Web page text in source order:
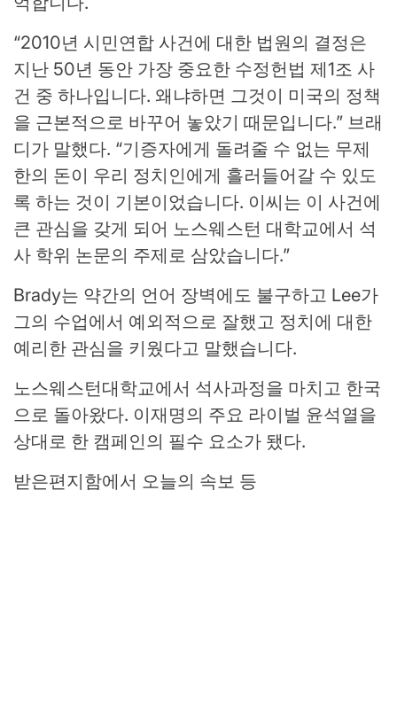
“2010년 시민연합 사건에 대한 법원의 결정은
지난 50년 동안 가장 중요한 수정헌법 제1조 사
건 중 하나입니다. 왜냐하면 그것이 미국의 정책
을 근본적으로 바꾸어 놓았기 때문입니다.” 브래
디가 말했다. “기증자에게 돌려줄 수 없는 무제
한의 돈이 우리 정치인에게 흘러들어갈 수 있도
록 하는 것이 기본이었습니다. 이씨는 이 사건에
큰 관심을 갖게 되어 노스웨스턴 대학교에서 석
사 학위 논문의 주제로 삼았습니다.”
Brady는 약간의 언어 장벽에도 불구하고 Lee가
그의 수업에서 예외적으로 잘했고 정치에 대한
예리한 관심을 키웠다고 말했습니다.
노스웨스턴대학교에서 석사과정을 마치고 한국
으로 돌아왔다. 이재명의 주요 라이벌 윤석열을
상대로 한 캠페인의 필수 요소가 됐다.
받은편지함에서 오늘의 속보 등